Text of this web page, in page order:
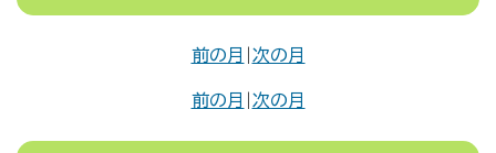
前の月 次の月
前の月 次の月